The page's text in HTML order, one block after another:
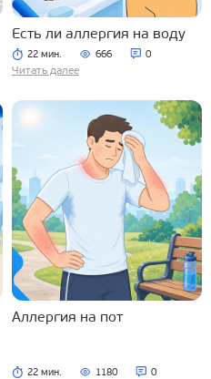
Есть ли аллергия на воду
22 мин. 666 0
Читать далее
Аллергия на пот
22 мин. 1180 0